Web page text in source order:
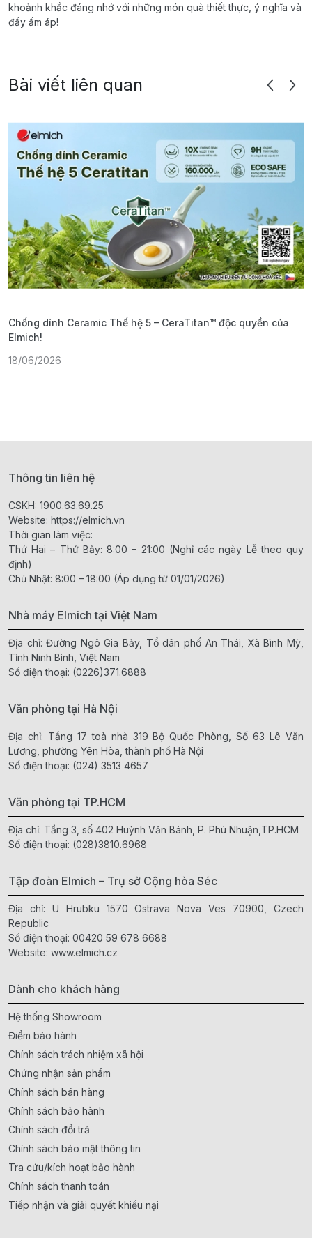
khoảnh khắc đáng nhớ với những món quà thiết thực, ý nghĩa và
đầy ấm áp!
Bài viết liên quan
Chống dính Ceramic Thế hệ 5 – CeraTitan™ độc quyền của
Elmich!
18/06/2026
Thông tin liên hệ
CSKH: 1900.63.69.25
Website: https://elmich.vn
Thời gian làm việc:
Thứ Hai – Thứ Bảy: 8:00 – 21:00 (Nghỉ các ngày Lễ theo quy
định)
Chủ Nhật: 8:00 – 18:00 (Áp dụng từ 01/01/2026)
Nhà máy Elmich tại Việt Nam
Địa chỉ: Đường Ngô Gia Bảy, Tổ dân phố An Thái, Xã Bình Mỹ,
Tỉnh Ninh Bình, Việt Nam
Số điện thoại: (0226)371.6888
Văn phòng tại Hà Nội
Địa chỉ: Tầng 17 toà nhà 319 Bộ Quốc Phòng, Số 63 Lê Văn
Lương, phường Yên Hòa, thành phố Hà Nội
Số điện thoại: (024) 3513 4657
Văn phòng tại TP.HCM
Địa chỉ: Tầng 3, số 402 Huỳnh Văn Bánh, P. Phú Nhuận,TP.HCM
Số điện thoại: (028)3810.6968
Tập đoàn Elmich – Trụ sở Cộng hòa Séc
Địa chỉ: U Hrubku 1570 Ostrava Nova Ves 70900, Czech
Republic
Số điện thoại: 00420 59 678 6688
Website: www.elmich.cz
Dành cho khách hàng
Hệ thống Showroom
Điểm bảo hành
Chính sách trách nhiệm xã hội
Chứng nhận sản phẩm
Chính sách bán hàng
Chính sách bảo hành
Chính sách đổi trả
Chính sách bảo mật thông tin
Tra cứu/kích hoạt bảo hành
Chính sách thanh toán
Tiếp nhận và giải quyết khiếu nại